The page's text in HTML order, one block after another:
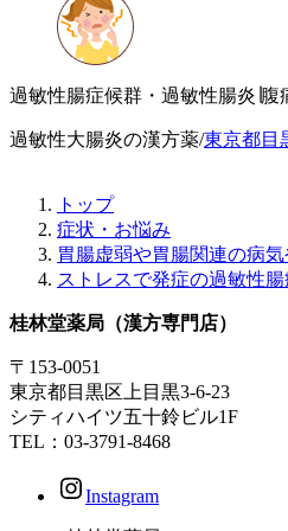
過敏性腸症候群・過敏性腸炎∣
過敏性大腸炎の漢方薬/東京都目
トップ
症状・お悩み
胃腸虚弱や胃腸関連の病
ストレスで発症の過敏性
桂林堂薬局（漢方専門店）
〒153-0051
東京都目黒区上目黒3-6-23
シティハイツ五十鈴ビル1F
TEL：03-3791-8468
Instagram